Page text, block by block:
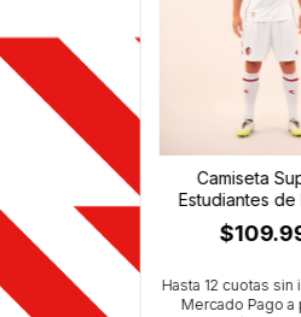
Camiseta
Estudiantes de
2026